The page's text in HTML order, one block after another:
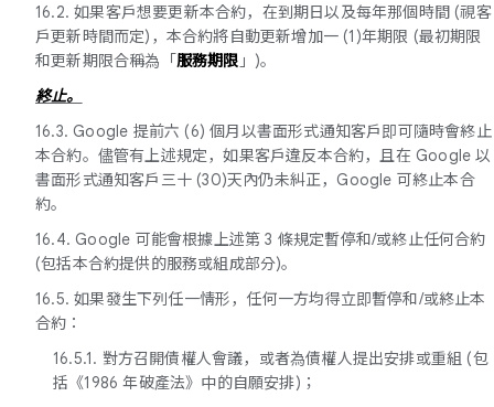
16.2. 如果客戶想要更新本合約，在到期日以及每年那個時間 (視客
戶更新時間而定)，本合約將自動更新增加一 (1)年期限 (最初期限
和更新期限合稱為「服務期限 」)。
終止。
16.3. Google 提前六 (6) 個月以書面形式通知客戶即可隨時會終止
本合約。儘管有上述規定，如果客戶違反本合約，且在 Google 以
書面形式通知客戶三十 (30)天內仍未糾正，Google 可終止本合
約。
16.4. Google 可能會根據上述第 3 條規定暫停和/或終止任何合約
(包括本合約提供的服務或組成部分)。
16.5. 如果發生下列任一情形，任何一方均得立即暫停和/或終止本
合約：
16.5.1. 對方召開債權人會議，或者為債權人提出安排或重組 (包
括《1986 年破產法》中的自願安排)；